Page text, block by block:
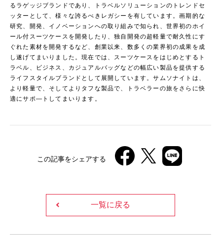
るラゲッジブランドであり、トラベルソリューションのトレンドセ
ッターとして、様々な誇るべきレガシーを有しています。画期的な
研究、開発、イノベーションへの取り組みで知られ、世界初のホイ
ール付スーツケースを開発したり、独自開発の超軽量で耐久性にす
ぐれた素材を開発するなど、創業以来、数多くの業界初の成果を成
し遂げてまいりました。現在では、スーツケースをはじめとするト
ラベル、ビジネス、カジュアルバッグなどの幅広い製品を提供する
ライフスタイルブランドとして展開しています。サムソナイトは、
より軽量で、そしてよりタフな製品で、トラベラーの旅をさらに快
適にサポ―トしてまいります。
この記事をシェアする
一覧に戻る